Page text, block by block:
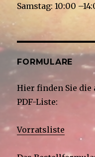
Samstag: 10:00
FORMULARE
Hier finden Sie
PDF-Liste:
Vorratsliste